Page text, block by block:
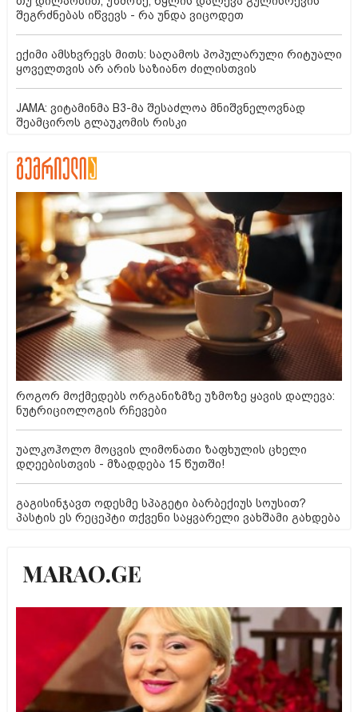
შეგრძნებას იწვევს - რა უნდა ვიცოდეთ
ექიმი ამსხვრევს მითს: საღამოს პოპულარული რიტუალი
ყოველთვის არ არის საზიანო ძილისთვის
JAMA: ვიტამინმა B3-მა შესაძლოა მნიშვნელოვნად
შეამციროს გლაუკომის რისკი
როგორ მოქმედებს ორგანიზმზე უზმოზე ყავის დალევა:
ნუტრიციოლოგის რჩევები
უალკოჰოლო მოცვის ლიმონათი ზაფხულის ცხელი
დღეებისთვის - მზადდება 15 წუთში!
გაგისინჯავთ ოდესმე სპაგეტი ბარბექიუს სოუსით?
პასტის ეს რეცეპტი თქვენი საყვარელი ვახშამი გახდება